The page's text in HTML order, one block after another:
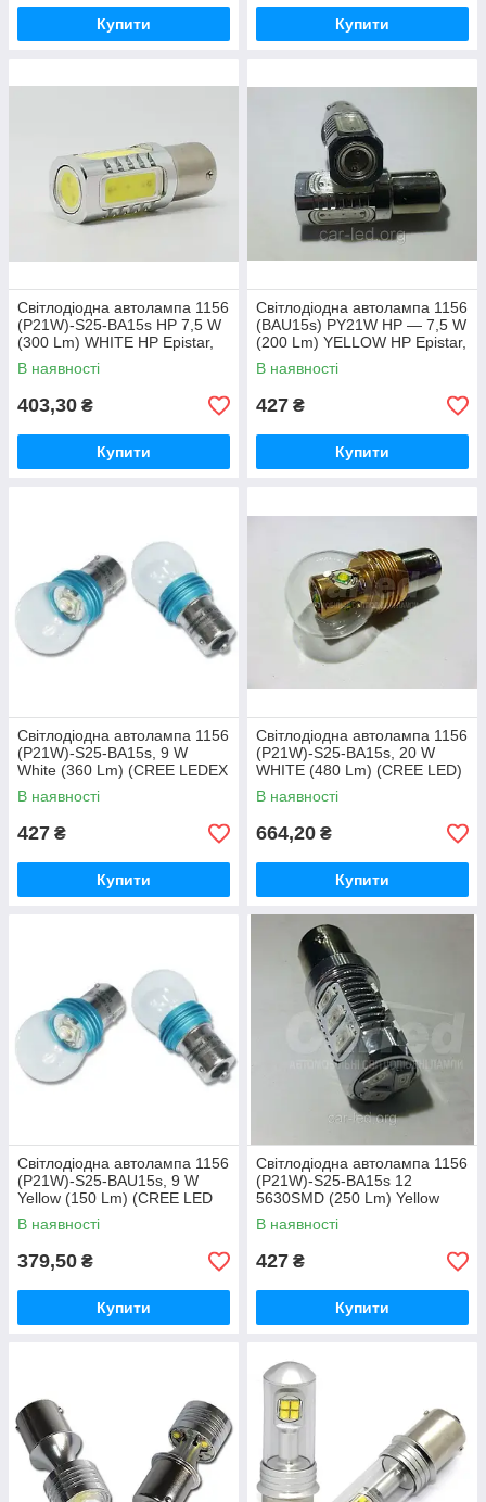
Купити Купити
Світлодіодна автолампа 1156
(P21W)-S25-BA15s HP 7,5 W
(300 Lm) WHITE HP Epistar,
одноконтактна
В наявності
403,30 ₴
Купити
Світлодіодна автолампа 1156
(BAU15s) PY21W HP — 7,5 W
(200 Lm) YELLOW HP Epistar,
одноконтактна
В наявності
427 ₴
Купити
Світлодіодна автолампа 1156
(P21W)-S25-BA15s, 9 W
White (360 Lm) (CREE LEDEX
T6) одноконтактна
В наявності
427 ₴
Купити
Світлодіодна автолампа 1156
(P21W)-S25-BA15s, 20 W
WHITE (480 Lm) (CREE LED)
одноконтактна
В наявності
664,20 ₴
Купити
Світлодіодна автолампа 1156
(P21W)-S25-BAU15s, 9 W
Yellow (150 Lm) (CREE LED
1993 T6) одноконтактна
В наявності
379,50 ₴
Купити
Світлодіодна автолампа 1156
(P21W)-S25-BA15s 12
5630SMD (250 Lm) Yellow
одноконтактна
В наявності
427 ₴
Купити